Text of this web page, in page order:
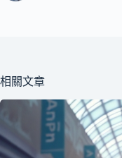
相關文章